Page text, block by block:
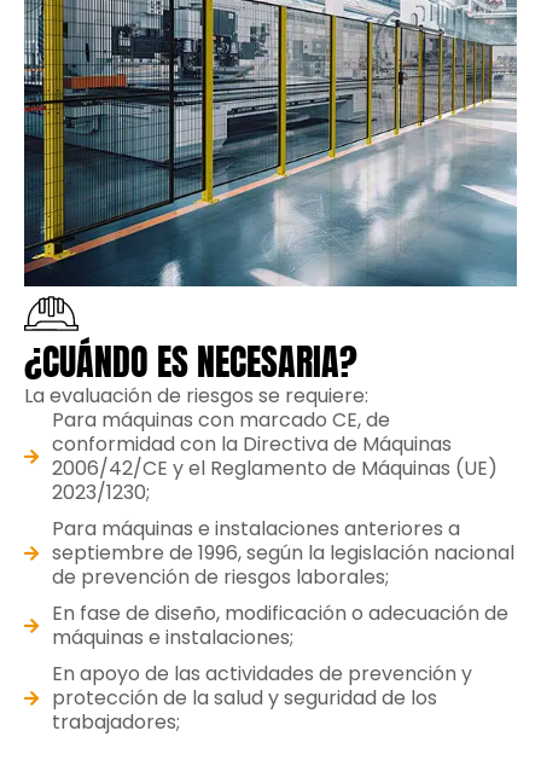
¿CUÁNDO ES NECESARIA?
La evaluación de riesgos se requiere:
Para máquinas con marcado CE, de
conformidad con la Directiva de Máquinas
2006/42/CE y el Reglamento de Máquinas (UE)
2023/1230;
Para máquinas e instalaciones anteriores a
septiembre de 1996, según la legislación nacional
de prevención de riesgos laborales;
En fase de diseño, modificación o adecuación de
máquinas e instalaciones;
En apoyo de las actividades de prevención y
protección de la salud y seguridad de los
trabajadores;